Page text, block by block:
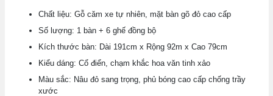
Chất liệu: Gỗ căm xe tự nhiên, mặt bàn gõ đỏ cao cấp
Số lượng: 1 bàn + 6 ghế đồng bộ
Kích thước bàn: Dài 191cm x Rộng 92m x Cao 79cm
Kiểu dáng: Cổ điển, chạm khắc hoa văn tinh xảo
Màu sắc: Nâu đỏ sang trọng, phủ bóng cao cấp chống trầy
xước